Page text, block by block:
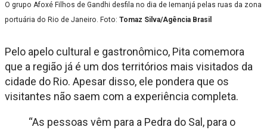
O grupo Afoxé Filhos de Gandhi desfila no dia de Iemanjá pelas ruas da zona
portuária do Rio de Janeiro. Foto: Tomaz Silva/Agência Brasil
Pelo apelo cultural e gastronômico, Pita comemora
que a região já é um dos territórios mais visitados da
cidade do Rio. Apesar disso, ele pondera que os
visitantes não saem com a experiência completa.
“As pessoas vêm para a Pedra do Sal, para o